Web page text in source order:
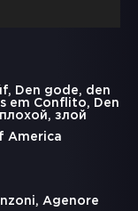
Den gode, den
em Conflito, Den
злой
America
Agenore